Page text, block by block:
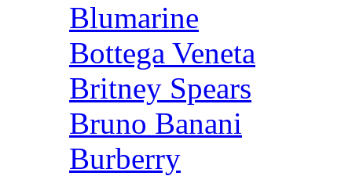
Blumarine
Bottega Veneta
Britney Spears
Bruno Banani
Burberry